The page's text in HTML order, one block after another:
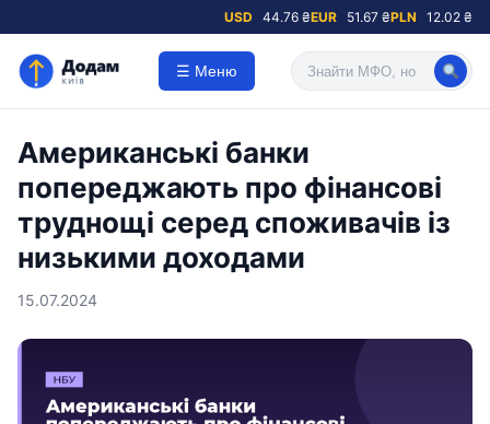
USD 44.76 ₴EUR 51.67 ₴PLN 12.02 ₴
☰ Меню
Американські банки
попереджають про фінансові
труднощі серед споживачів із
низькими доходами
15.07.2024